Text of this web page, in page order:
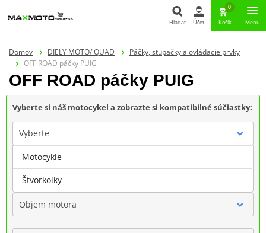
Hľadať
Hľadať Účet
0
Košík Menu
Domov DIELY MOTO/ QUAD
Páčky, stupačky a ovládacie prvky
OFF ROAD páčky PUIG
OFF ROAD páčky PUIG
Vyberte si náš motocykel a zobrazte si kompatibilné súčiastky:
Vyberte
Značka
Objem motora
Motocykle
Štvorkolky